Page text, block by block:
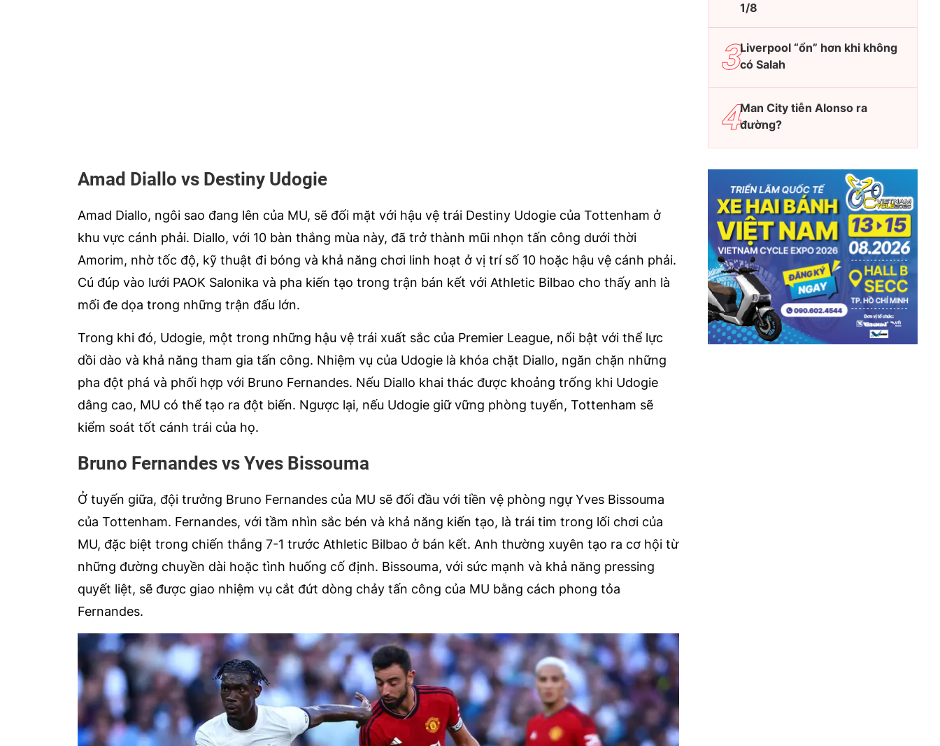
Amad Diallo vs Destiny Udogie
Amad Diallo, ngôi sao đang lên của MU, sẽ đối mặt với hậu vệ trái Destiny Udogie của Tottenham ở
khu vực cánh phải. Diallo, với 10 bàn thắng mùa này, đã trở thành mũi nhọn tấn công dưới thời
Amorim, nhờ tốc độ, kỹ thuật đi bóng và khả năng chơi linh hoạt ở vị trí số 10 hoặc hậu vệ cánh phải.
Cú đúp vào lưới PAOK Salonika và pha kiến tạo trong trận bán kết với Athletic Bilbao cho thấy anh là
mối đe dọa trong những trận đấu lớn.
Trong khi đó, Udogie, một trong những hậu vệ trái xuất sắc của Premier League, nổi bật với thể lực
dồi dào và khả năng tham gia tấn công. Nhiệm vụ của Udogie là khóa chặt Diallo, ngăn chặn những
pha đột phá và phối hợp với Bruno Fernandes. Nếu Diallo khai thác được khoảng trống khi Udogie
dâng cao, MU có thể tạo ra đột biến. Ngược lại, nếu Udogie giữ vững phòng tuyến, Tottenham sẽ
kiểm soát tốt cánh trái của họ.
Bruno Fernandes vs Yves Bissouma
Ở tuyến giữa, đội trưởng Bruno Fernandes của MU sẽ đối đầu với tiền vệ phòng ngự Yves Bissouma
của Tottenham. Fernandes, với tầm nhìn sắc bén và khả năng kiến tạo, là trái tim trong lối chơi của
MU, đặc biệt trong chiến thắng 7-1 trước Athletic Bilbao ở bán kết. Anh thường xuyên tạo ra cơ hội từ
những đường chuyền dài hoặc tình huống cố định. Bissouma, với sức mạnh và khả năng pressing
quyết liệt, sẽ được giao nhiệm vụ cắt đứt dòng chảy tấn công của MU bằng cách phong tỏa
Fernandes.
1/8
Liverpool “ổn” hơn khi không
có Salah
Man City tiễn Alonso ra
đường?